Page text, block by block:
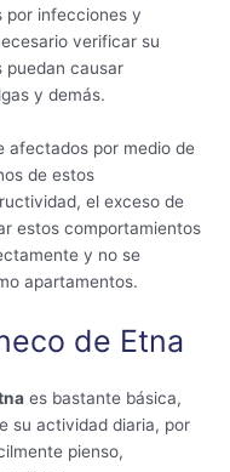
por infecciones y
verificar su
puedan causar
y demás.
afectados por medio de
de estos
el exceso de
estos comportamientos
y no se
apartamentos.
de Etna
es bastante básica,
su actividad diaria, por
pienso,